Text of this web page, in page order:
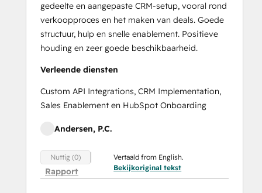
gedeelte en aangepaste CRM-setup, vooral rond
verkoopproces en het maken van deals. Goede
structuur, hulp en snelle enablement. Positieve
houding en zeer goede beschikbaarheid.
Verleende diensten
Custom API Integrations, CRM Implementation,
Sales Enablement en HubSpot Onboarding
Andersen, P.C.
Nuttig (0)
Rapport
Vertaald from English.
Bekijkoriginal tekst